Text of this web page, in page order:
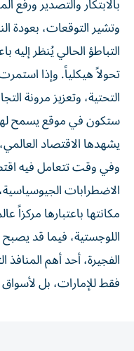
التباطؤ الحالي يُنظر إليه
تحولاً هيكلياً. وإذا
التحتية، وتعزيز مرونة
ستكون في موقع يسمح لها
يشهدها الاقتصاد
وفي وقت تتعامل فيه
الاضطرابات
مكانتها باعتبارها مركزاً
اللوجستية، فيما قد
الفجيرة، أحد أهم المنافذ
فقط للإمارات، بل